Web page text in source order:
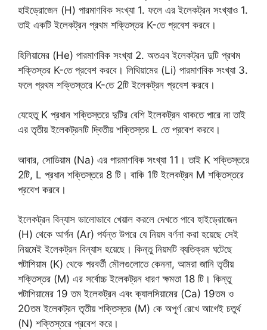
হাইড্রোজেন (H) পারমাণবিক সংখ্যা 1. ফলে এর ইলেকট্রন সংখ্যাও 1.
তাই একটি ইলেকট্রন প্রথম শক্তিস্তর K-তে প্রবেশ করবে।
হিলিয়ামের (He) পারমাণবিক সংখ্যা 2. অতএব ইলেকট্রন দুটি প্রথম
শক্তিস্তর K-তে প্রবেশ করবে। লিথিয়ামের (Li) পারমাণবিক সংখ্যা 3.
ফলে প্রথম শক্তিস্তরে K-তে 2টি ইলেকট্রন প্রবেশ করবে।
যেহেতু K প্রধান শক্তিস্তরে দুটির বেশি ইলেকট্রন থাকতে পারে না তাই
এর তৃতীয় ইলেকট্রনটি দ্বিতীয় শক্তিস্তর L তে প্রবেশ করবে।
আবার, সোডিয়াম (Na) এর পারমাণবিক সংখ্যা 11। তাই K শক্তিস্তরে
2টি, L প্রধান শক্তিস্তরে 8 টি। বাকি 1টি ইলেকট্রন M শক্তিস্তরে
প্রবেশ করবে।
ইলেকট্রন বিন্যাস ভালোভাবে খেয়াল করলে দেখতে পাবে হাইড্রোজেন
(H) থেকে আর্গন (Ar) পর্যন্ত উপরে যে নিয়ম বর্ণনা করা হয়েছে সেই
নিয়মেই ইলেকট্রন বিন্যাস হয়েছে। কিন্তু নিয়মটি ব্যতিক্রম ঘটেছে
পটাশিয়াম (K) থেকে পরবর্তী মৌলগুলোতে কেননা, আমরা জানি তৃতীয়
শক্তিস্তর (M) এর সর্বোচ্চ ইলেকট্রন ধারণ ক্ষমতা 18 টি। কিন্তু
পটাশিয়ামের 19 তম ইলেকট্রন এবং ক্যালসিয়ামের (Ca) 19তম ও
20তম ইলেকট্রন তৃতীয় শক্তিস্তর (M) কে অপূর্ণ রেখে আগেই চতুর্থ
(N) শক্তিস্তরে প্রবেশ করে।